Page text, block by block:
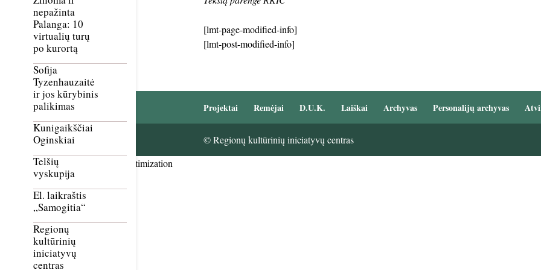
nepažinta
Palanga: 10
virtualių turų
po kurortą
Sofija
Tyzenhauzaitė
ir jos kūrybinis
palikimas
Kunigaikščiai
Oginskiai
Telšių
vyskupija
El. laikraštis
„Samogitia“
Regionų
kultūrinių
iniciatyvų
centras
[lmt-page-modified-info]
[lmt-post-modified-info]
Projektai Remėjai D.U.K. Laiškai Archyvas Personalijų archyvas
© Regionų kultūrinių iniciatyvų centras
Smush Image Compression and Optimization